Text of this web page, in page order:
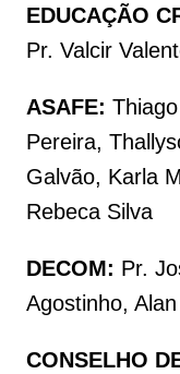
EDUCAÇÃO
Pr. Valcir
ASAFE:
Pereira,
Galvão, Karla
Rebeca Silva
DECOM: Pr.
Agostinho,
CONSELHO